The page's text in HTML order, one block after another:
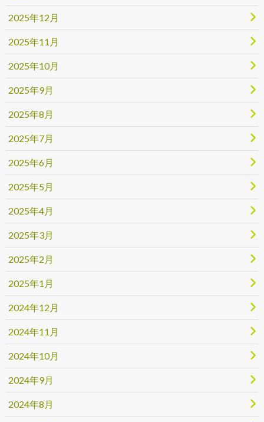
2025年12月
2025年11月
2025年10月
2025年9月
2025年8月
2025年7月
2025年6月
2025年5月
2025年4月
2025年3月
2025年2月
2025年1月
2024年12月
2024年11月
2024年10月
2024年9月
2024年8月